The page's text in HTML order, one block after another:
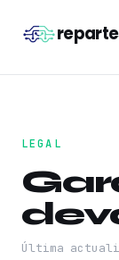
LEGAL
Última